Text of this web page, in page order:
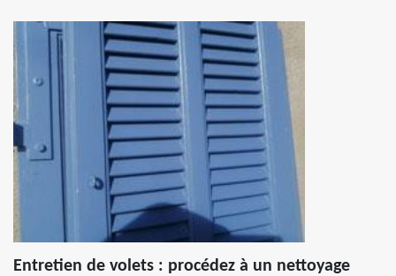
Entretien de volets : procédez à un nettoyage